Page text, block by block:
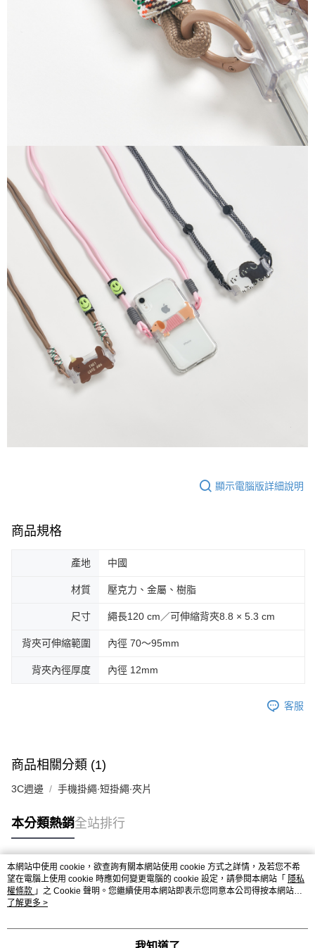
顯示電腦版詳細說明
商品規格
產地 中國
材質 壓克力、金屬、樹脂
尺寸 繩長120 cm／可伸縮背夾8.8 × 5.3 cm
背夾可伸縮範圍 內徑 70～95mm
背夾內徑厚度 內徑 12mm
客服
商品相關分類 (1)
3C週邊 手機掛繩∙短掛繩∙夾片
本分類熱銷全站排行
熱門標籤
本網站中使用 cookie，欲查詢有關本網站使用 cookie 方式之詳情，及若您不希
望在電腦上使用 cookie 時應如何變更電腦的 cookie 設定，請參閱本網站「 隱私
權條款 」之 Cookie 聲明。您繼續使用本網站即表示您同意本公司得按本網站使
用條款之 Cookie 聲明使用 cookie。
了解更多 >